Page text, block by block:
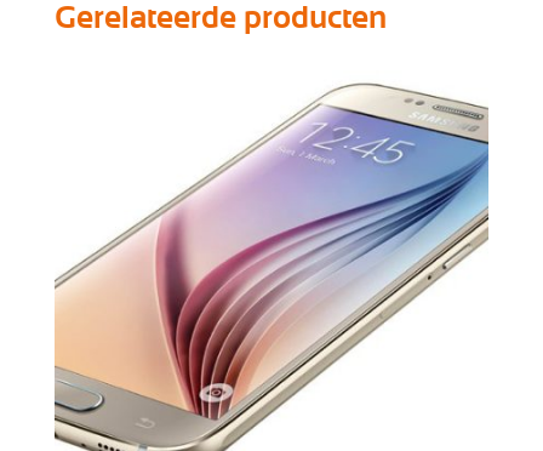
Gerelateerde producten